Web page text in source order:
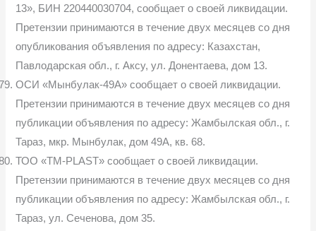
13», БИН 220440030704, сообщает о своей ликвидации.
Претензии принимаются в течение двух месяцев со дня
опубликования объявления по адресу: Казахстан,
Павлодарская обл., г. Аксу, ул. Донентаева, дом 13.
ОСИ «Мынбулак-49А» сообщает о своей ликвидации.
Претензии принимаются в течение двух месяцев со дня
публикации объявления по адресу: Жамбылская обл., г.
Тараз, мкр. Мынбулак, дом 49А, кв. 68.
ТОО «TM-PLAST» сообщает о своей ликвидации.
Претензии принимаются в течение двух месяцев со дня
публикации объявления по адресу: Жамбылская обл., г.
Тараз, ул. Сеченова, дом 35.